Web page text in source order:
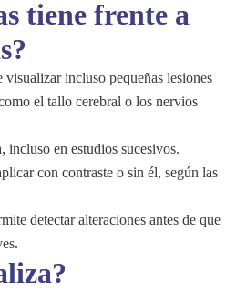
tiene frente a
visualizar incluso pequeñas lesiones
el tallo cerebral o los nervios
incluso en estudios sucesivos.
con contraste o sin él, según las
detectar alteraciones antes de que